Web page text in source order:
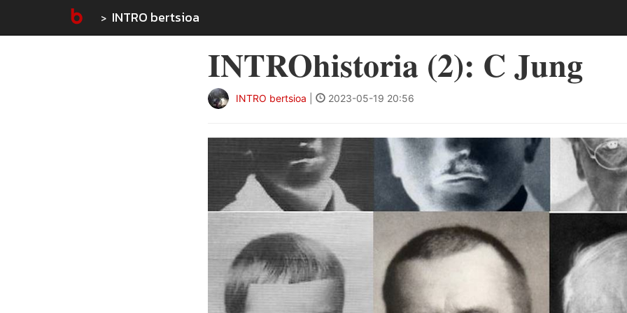
INTRO bertsioa
INTROhistoria (2): C Jung
INTRO bertsioa 2023-05-19 20:56